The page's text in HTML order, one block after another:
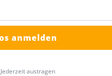
austragen